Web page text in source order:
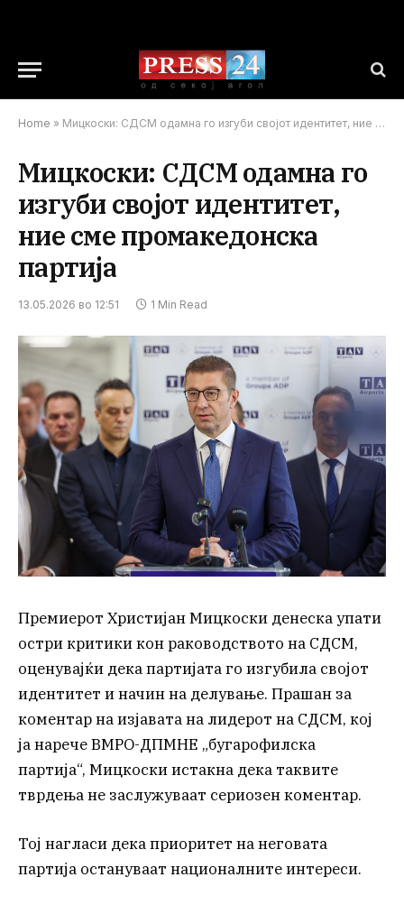
Home » Мицкоски: СДСМ одамна го изгуби својот идентитет, ние сме промакедонска партија
Мицкоски: СДСМ одамна го
изгуби својот идентитет,
ние сме промакедонска
партија
13.05.2026 во 12:51 1 Min Read
Премиерот Христијан Мицкоски денеска упати
остри критики кон раководството на СДСМ,
оценувајќи дека партијата го изгубила својот
идентитет и начин на делување. Прашан за
коментар на изјавата на лидерот на СДСМ, кој
ја нарече ВМРО-ДПМНЕ „бугарофилска
партија“, Мицкоски истакна дека таквите
тврдења не заслужуваат сериозен коментар.
Тој нагласи дека приоритет на неговата
партија остануваат националните интереси.